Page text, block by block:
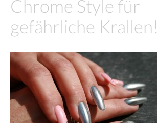
Black & White
XXL-Styles
Produkt-Test
vorher | nachher
Preise
Impressum
Chrome Style für
gefährliche Krallen!